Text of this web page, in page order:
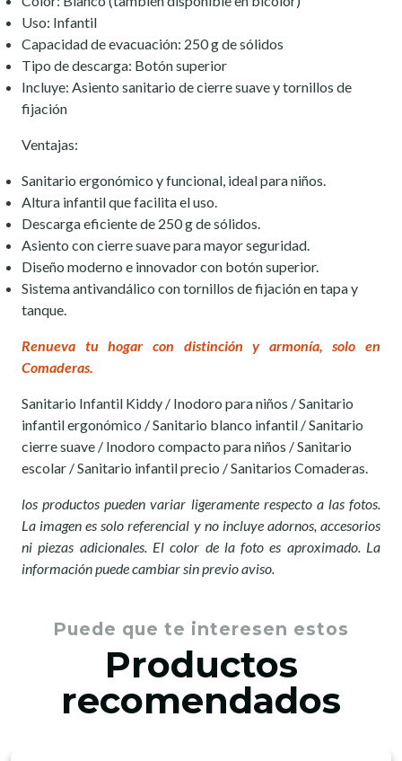
Uso: Infantil
Capacidad de evacuación: 250 g de sólidos
Tipo de descarga: Botón superior
Incluye: Asiento sanitario de cierre suave y tornillos de
fijación
Ventajas:
Sanitario ergonómico y funcional, ideal para niños.
Altura infantil que facilita el uso.
Descarga eficiente de 250 g de sólidos.
Asiento con cierre suave para mayor seguridad.
Diseño moderno e innovador con botón superior.
Sistema antivandálico con tornillos de fijación en tapa y
tanque.
Renueva tu hogar con distinción y armonía, solo en
Comaderas.
Sanitario Infantil Kiddy / Inodoro para niños / Sanitario
infantil ergonómico / Sanitario blanco infantil / Sanitario
cierre suave / Inodoro compacto para niños / Sanitario
escolar / Sanitario infantil precio / Sanitarios Comaderas.
los productos pueden variar ligeramente respecto a las fotos.
La imagen es solo referencial y no incluye adornos, accesorios
ni piezas adicionales. El color de la foto es aproximado. La
información puede cambiar sin previo aviso.
Puede que te interesen estos
Productos
recomendados